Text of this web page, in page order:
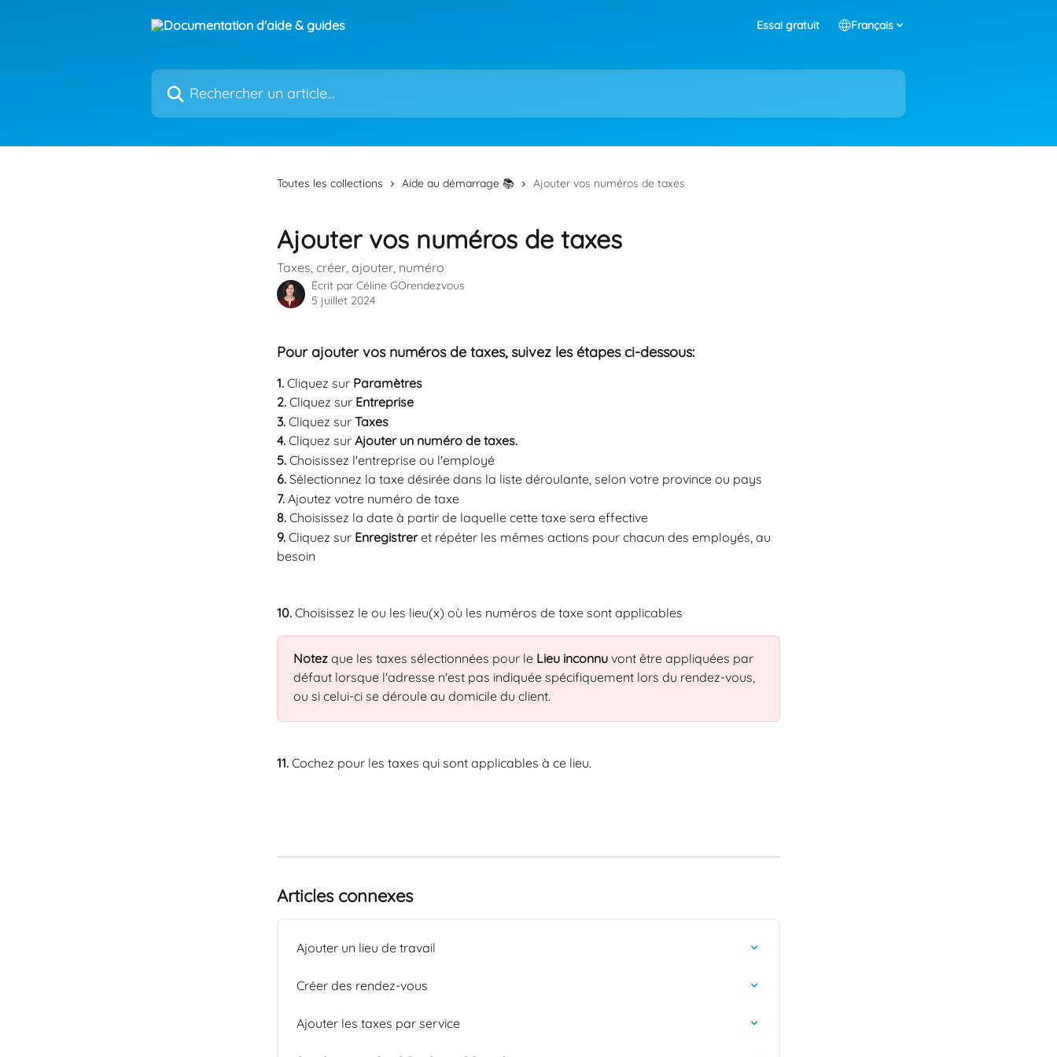
Essai gratuit Français
Rechercher un article...
Toutes les collections Aide au démarrage 📚 Ajouter vos numéros de taxes
Ajouter vos numéros de taxes
Taxes, créer, ajouter, numéro
Écrit par Céline GOrendezvous
5 juillet 2024
Pour ajouter vos numéros de taxes, suivez les étapes ci-dessous:
1. Cliquez sur Paramètres
2. Cliquez sur Entreprise
3. Cliquez sur Taxes
4. Cliquez sur Ajouter un numéro de taxes.
5. Choisissez l'entreprise ou l'employé
6. Sélectionnez la taxe désirée dans la liste déroulante, selon votre province ou pays
7. Ajoutez votre numéro de taxe
8. Choisissez la date à partir de laquelle cette taxe sera effective
9. Cliquez sur Enregistrer et répéter les mêmes actions pour chacun des employés, au
besoin
10. Choisissez le ou les lieu(x) où les numéros de taxe sont applicables
Notez que les taxes sélectionnées pour le Lieu inconnu vont être appliquées par
défaut lorsque l'adresse n'est pas indiquée spécifiquement lors du rendez-vous,
ou si celui-ci se déroule au domicile du client.
11. Cochez pour les taxes qui sont applicables à ce lieu.
Articles connexes
Ajouter un lieu de travail
Créer des rendez-vous
Ajouter les taxes par service